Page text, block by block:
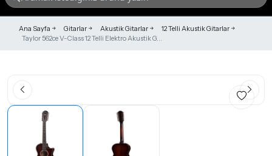
Ana Sayfa Gitarlar Akustik Gitarlar
12 Telli Akustik Gitarlar
Taylor 562ce V-Class 12 Telli Elektro Akustik G...